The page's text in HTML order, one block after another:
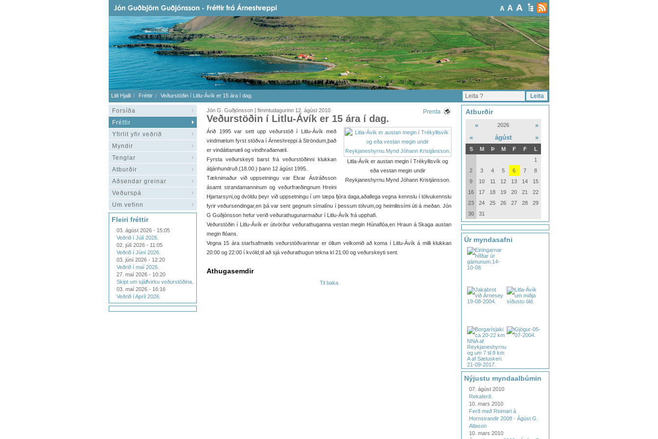
A A A
Litli Hjalli Fréttir Veðurstöðin í Litlu-Ávík er 15 ára í dag.
Forsíða
Fréttir
Yfirlit yfir veðrið
Myndir
Tenglar
Atburðir
Aðsendar greinar
Veðurspá
Um vefinn
Fleiri fréttir
03. ágúst 2026 - 15:05
Veðrið í Júlí 2026.
02. júlí 2026 - 11:05
Veðrið í Júní 2026.
03. júní 2026 - 12:20
Veðrið í maí 2026.
27. maí 2026 - 10:20
Skipt um sjálfvirku veðurstöðina.
03. maí 2026 - 16:16
Veðrið í Apríl 2026.
Jón G. Guðjónsson | fimmtudagurinn 12. ágúst 2010 Prenta
Veðurstöðin í Litlu-Ávík er 15 ára í dag.
Litla-Ávík er austan megin í Trékyllisvík og
eða vestan megin undir
Reykjaneshyrnu.Mynd Jóhann Kristjánsson.
Árið 1995 var sett upp veðurstöð í Litlu-Ávík með
vindmælum fyrst stöðva í Árneshreppi á Ströndum,það
er vindáttamæli og vindhraðamæli.
Fyrsta veðurskeyti barst frá veðurstöðinni klukkan
átjánhundruð.(18.00.) þann 12 ágúst 1995.
Tæknimaður við uppsetningu var Elvar Ástráðsson
ásamt strandamanninum og veðurfræðingnum Hreini
Hjartarsyni,og dvöldu þeyr við uppsetningu í um tæpa fjóra daga,aðallega vegna kennslu í tölvukennslu
fyrir veðursendingar,en þá var sent gegnum símalínu í þessum tölvum,og heimilissími úti á meðan. Jón
G Guðjónsson hefur verið veðurathugunarmaður í Litlu-Ávík frá upphafi.
Veðurstöðin í Litlu-Ávík er útvörður veðurathuganna vestan megin Húnaflóa,en Hraun á Skaga austan
megin flóans.
Vegna 15 ára starfsafmælis veðurstöðvarinnar er öllum velkomið að koma í Litlu-Ávík á milli klukkan
20:00 og 22:00 í kvöld,til að sjá veðurathugun tekna kl 21:00 og veðurskeyti sent.
Athugasemdir
Til baka
Atburðir
« 2026
»
«
ágúst »
S M Þ M F F
L
1
2
3 4 5 6 7
8
9
10 11 12 13 14
15
16
17 18 19 20 21
22
23
24 25 26 27 28
29
30
31
Úr myndasafni
Nýjustu myndaalbúmin
07. ágúst 2010
Rekaferð.
10. mars 2010
Ferð með Reimari á
Hornstrandir 2008 - Ágúst G.
Atlason
10. mars 2010